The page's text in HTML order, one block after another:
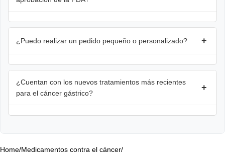
¿Puedo realizar un pedido pequeño o personalizado? +
¿Cuentan con los nuevos tratamientos más recientes
para el cáncer gástrico?
+
Home/Medicamentos contra el cáncer/